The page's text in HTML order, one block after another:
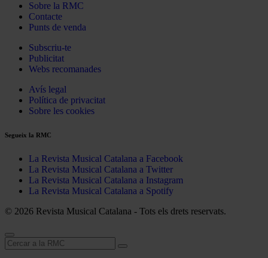
Sobre la RMC
Contacte
Punts de venda
Subscriu-te
Publicitat
Webs recomanades
Avís legal
Política de privacitat
Sobre les cookies
Segueix la RMC
La Revista Musical Catalana a Facebook
La Revista Musical Catalana a Twitter
La Revista Musical Catalana a Instagram
La Revista Musical Catalana a Spotify
© 2026 Revista Musical Catalana - Tots els drets reservats.
Cerca